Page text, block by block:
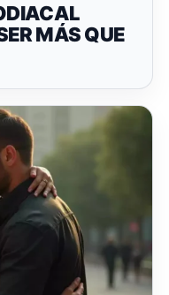
MÁS QUE